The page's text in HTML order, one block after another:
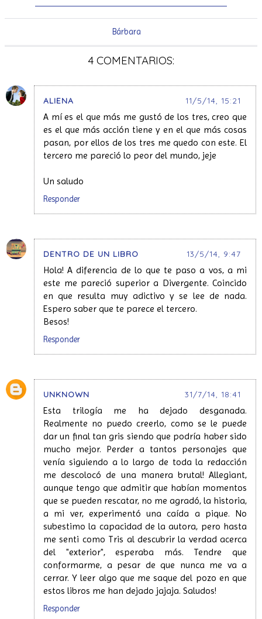
Bárbara
4 COMENTARIOS:
ALIENA 11/5/14, 15:21
A mí es el que más me gustó de los tres, creo que
es el que más acción tiene y en el que más cosas
pasan, por ellos de los tres me quedo con este. El
tercero me pareció lo peor del mundo, jeje
Un saludo
Responder
DENTRO DE UN LIBRO 13/5/14, 9:47
Hola! A diferencia de lo que te paso a vos, a mi
este me pareció superior a Divergente. Coincido
en que resulta muy adictivo y se lee de nada.
Espero saber que te parece el tercero.
Besos!
Responder
UNKNOWN 31/7/14, 18:41
Esta trilogía me ha dejado desganada.
Realmente no puedo creerlo, como se le puede
dar un final tan gris siendo que podría haber sido
mucho mejor. Perder a tantos personajes que
venía siguiendo a lo largo de toda la redacción
me descolocó de una manera brutal! Allegiant,
aunque tengo que admitir que habían momentos
que se pueden rescatar, no me agradó, la historia,
a mi ver, experimentó una caída a pique. No
subestimo la capacidad de la autora, pero hasta
me senti como Tris al descubrir la verdad acerca
del "exterior", esperaba más. Tendre que
conformarme, a pesar de que nunca me va a
cerrar. Y leer algo que me saque del pozo en que
estos libros me han dejado jajaja. Saludos!
Responder